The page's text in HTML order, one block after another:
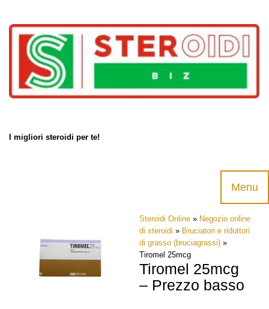
I migliori steroidi per te!
Menu
Steroidi Online» Negozio online
di steroidi » Bruciatori e riduttori
di grasso (bruciagrassi)»
Tiromel 25mcg
Tiromel 25mcg
– Prezzo basso